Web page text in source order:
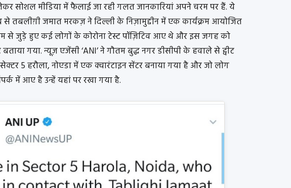
सोशल मीडिया में फैलाई जा रही गलत जानकारियां अपने चरम पर हैं. ये
तबलीग़ी जमात मरकज़ ने दिल्ली के निज़ामुद्दीन में एक कार्यक्रम आयोजित
से जुड़े हुए कई लोगों के कोरोना टेस्ट पॉज़िटिव आए थे और इस जगह को
बताया गया. न्यूज़ एजेंसी ‘ANI’ ने गौतम बुद्ध नगर डीसीपी के हवाले से ट्वीट
5 हरौला, नोएडा में एक क्वारंटाइन सेंटर बनाया गया है और जो लोग
में आए है उन्हें यहां पर रखा गया है.